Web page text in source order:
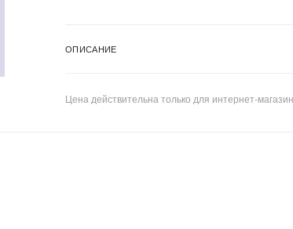
ОПИСАНИЕ
Цена действительна только для интернет-